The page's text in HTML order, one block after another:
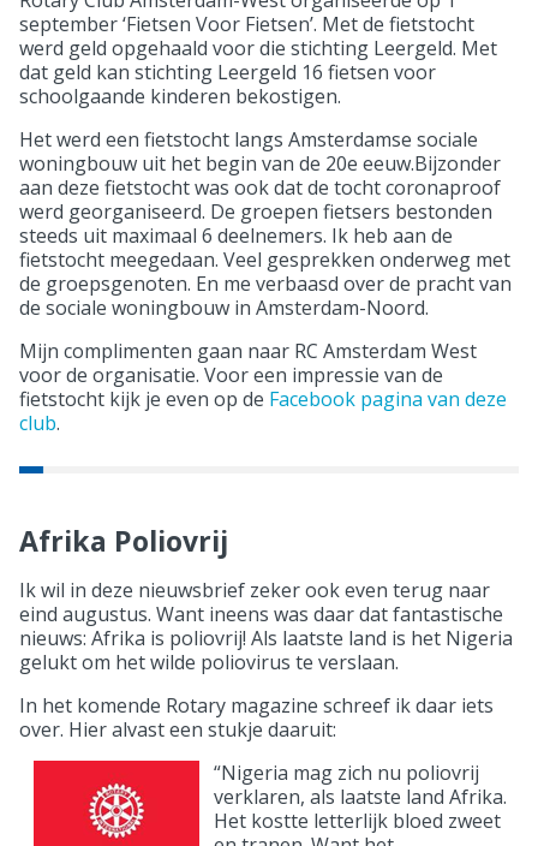
september ‘Fietsen Voor Fietsen’. Met de fietstocht
werd geld opgehaald voor die stichting Leergeld. Met
dat geld kan stichting Leergeld 16 fietsen voor
schoolgaande kinderen bekostigen.
Het werd een fietstocht langs Amsterdamse sociale
woningbouw uit het begin van de 20e eeuw.Bijzonder
aan deze fietstocht was ook dat de tocht coronaproof
werd georganiseerd. De groepen fietsers bestonden
steeds uit maximaal 6 deelnemers. Ik heb aan de
fietstocht meegedaan. Veel gesprekken onderweg met
de groepsgenoten. En me verbaasd over de pracht van
de sociale woningbouw in Amsterdam-Noord.
Mijn complimenten gaan naar RC Amsterdam West
voor de organisatie. Voor een impressie van de
fietstocht kijk je even op de Facebook pagina van deze
club.
Afrika Poliovrij
Ik wil in deze nieuwsbrief zeker ook even terug naar
eind augustus. Want ineens was daar dat fantastische
nieuws: Afrika is poliovrij! Als laatste land is het Nigeria
gelukt om het wilde poliovirus te verslaan.
In het komende Rotary magazine schreef ik daar iets
over. Hier alvast een stukje daaruit:
“Nigeria mag zich nu poliovrij
verklaren, als laatste land Afrika.
Het kostte letterlijk bloed zweet